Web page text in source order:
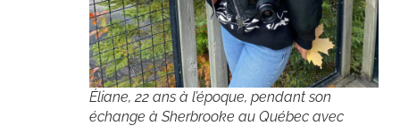
Éliane, 22 ans à l’époque, pendant son
échange à Sherbrooke au Québec avec